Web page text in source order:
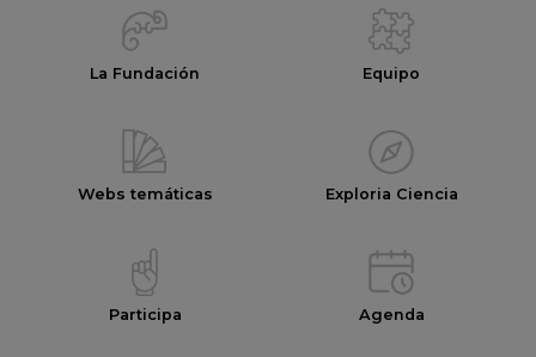
La Fundación Equipo
Webs temáticas Exploria Ciencia
Participa Agenda